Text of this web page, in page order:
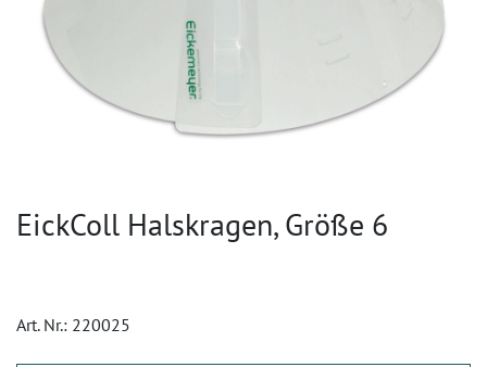
EickColl Halskragen, Größe 6
Art. Nr.: 220025